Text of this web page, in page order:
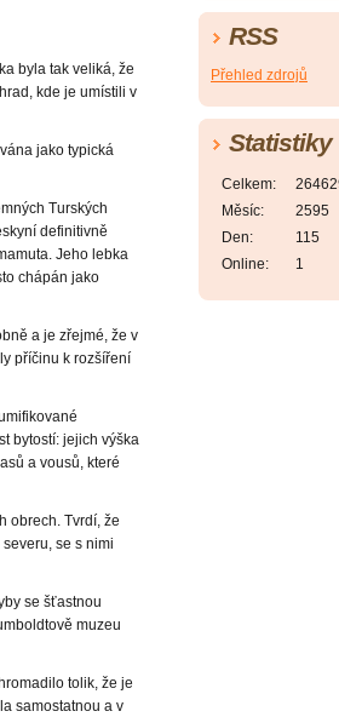
byla tak veliká, že
kde je umístili v
jako typická
Turských
definitivně
Jeho lebka
chápán jako
a je zřejmé, že v
příčinu k rozšíření
bytostí: jejich výška
a vousů, které
obrech. Tvrdí, že
se s nimi
se šťastnou
muzeu
tolik, že je
samostatnou a v
RSS
Přehled zdrojů
Statistiky
Online: 1
Celkem:
Měsíc:
2595
Den:
115